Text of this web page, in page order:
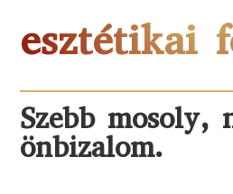
esztétikai
Szebb mosoly,
önbizalom.